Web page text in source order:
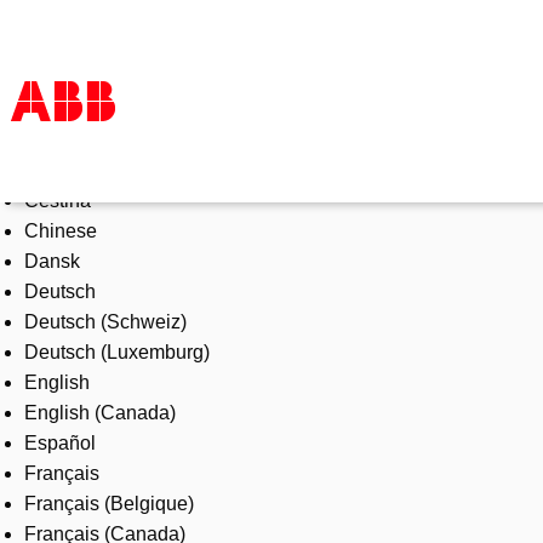
Products & Solutions
Industries
Services
About us
Where to buy
Contact us
Careers
Čeština
Chinese
Dansk
Deutsch
Deutsch (Schweiz)
Deutsch (Luxemburg)
English
English (Canada)
Español
Français
Français (Belgique)
Français (Canada)